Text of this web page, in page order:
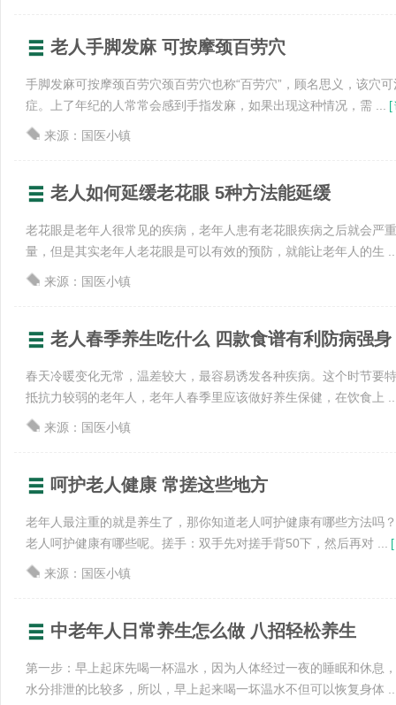
老人手脚发麻 可按摩颈百劳穴
手脚发麻可按摩颈百劳穴颈百劳穴也称“百劳穴”，顾名思义，该穴
症。上了年纪的人常常会感到手指发麻，如果出现这种情况，需 ... [
来源：国医小镇
老人如何延缓老花眼 5种方法能延缓
老花眼是老年人很常见的疾病，老年人患有老花眼疾病之后就会严
量，但是其实老年人老花眼是可以有效的预防，就能让老年人的生
来源：国医小镇
老人春季养生吃什么 四款食谱有利防病强身
春天冷暖变化无常，温差较大，最容易诱发各种疾病。这个时节要
抵抗力较弱的老年人，老年人春季里应该做好养生保健，在饮食上
来源：国医小镇
呵护老人健康 常搓这些地方
老年人最注重的就是养生了，那你知道老人呵护健康有哪些方法吗
老人呵护健康有哪些呢。搓手：双手先对搓手背50下，然后再对 ... [
来源：国医小镇
中老年人日常养生怎么做 八招轻松养生
第一步：早上起床先喝一杯温水，因为人体经过一夜的睡眠和休息
水分排泄的比较多，所以，早上起来喝一坏温水不但可以恢复身体